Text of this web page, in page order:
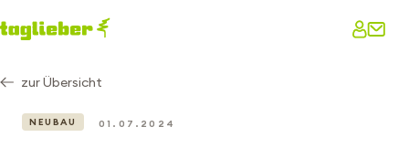
zur Übersicht
NEUBAU 01.07.2024